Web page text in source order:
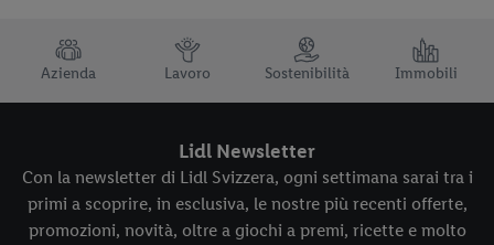
TRUSTBAR
Azienda Lavoro Sostenibilità Immobili
Lidl Newsletter
Con la newsletter di Lidl Svizzera, ogni settimana sarai tra i
primi a scoprire, in esclusiva, le nostre più recenti offerte,
promozioni, novità, oltre a giochi a premi, ricette e molto